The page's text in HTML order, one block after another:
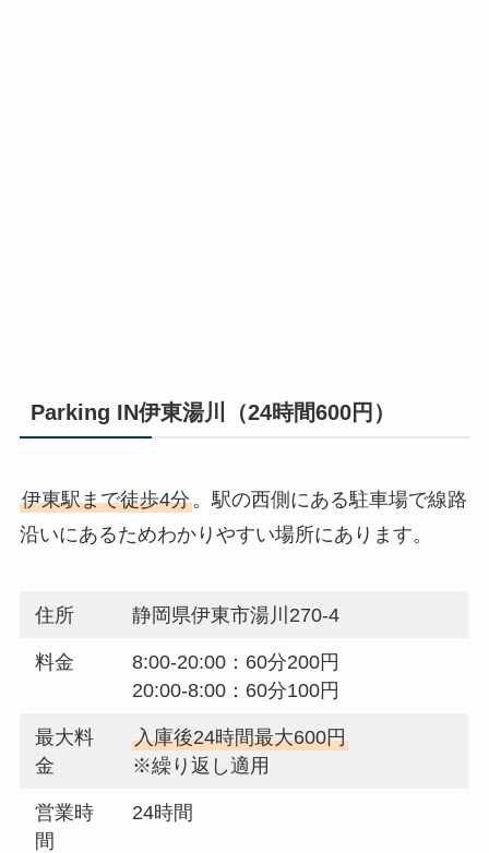
Parking IN伊東湯川（24時間600円）
伊東駅まで徒歩4分。駅の西側にある駐車場で線路
沿いにあるためわかりやすい場所にあります。
住所 静岡県伊東市湯川270-4
料金
8:00-20:00：60分200円
20:00-8:00：60分100円
最大料
金
入庫後24時間最大600円
※繰り返し適用
営業時
間
24時間